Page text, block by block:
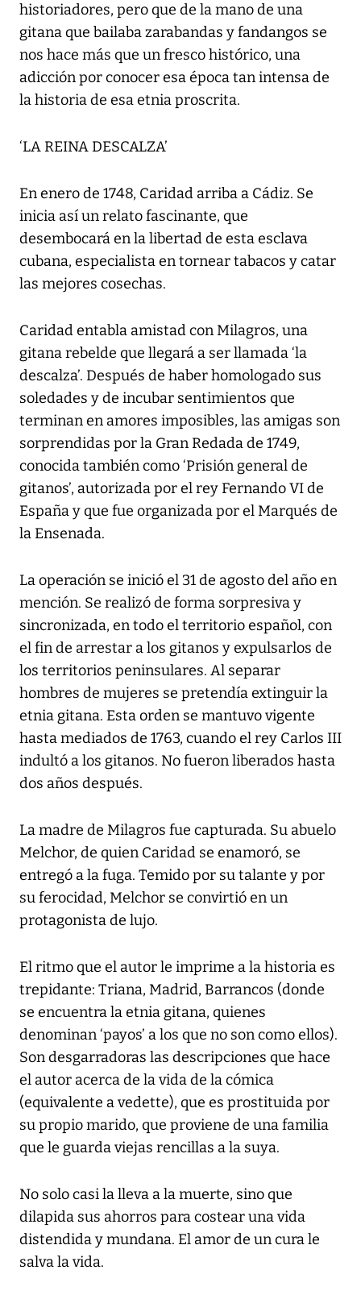
historiadores, pero que de la mano de una
gitana que bailaba zarabandas y fandangos se
nos hace más que un fresco histórico, una
adicción por conocer esa época tan intensa de
la historia de esa etnia proscrita.
‘LA REINA DESCALZA’
En enero de 1748, Caridad arriba a Cádiz. Se
inicia así un relato fascinante, que
desembocará en la libertad de esta esclava
cubana, especialista en tornear tabacos y catar
las mejores cosechas.
Caridad entabla amistad con Milagros, una
gitana rebelde que llegará a ser llamada ‘la
descalza’. Después de haber homologado sus
soledades y de incubar sentimientos que
terminan en amores imposibles, las amigas son
sorprendidas por la Gran Redada de 1749,
conocida también como ‘Prisión general de
gitanos’, autorizada por el rey Fernando VI de
España y que fue organizada por el Marqués de
la Ensenada.
La operación se inició el 31 de agosto del año en
mención. Se realizó de forma sorpresiva y
sincronizada, en todo el territorio español, con
el fin de arrestar a los gitanos y expulsarlos de
los territorios peninsulares. Al separar
hombres de mujeres se pretendía extinguir la
etnia gitana. Esta orden se mantuvo vigente
hasta mediados de 1763, cuando el rey Carlos III
indultó a los gitanos. No fueron liberados hasta
dos años después.
La madre de Milagros fue capturada. Su abuelo
Melchor, de quien Caridad se enamoró, se
entregó a la fuga. Temido por su talante y por
su ferocidad, Melchor se convirtió en un
protagonista de lujo.
El ritmo que el autor le imprime a la historia es
trepidante: Triana, Madrid, Barrancos (donde
se encuentra la etnia gitana, quienes
denominan ‘payos’ a los que no son como ellos).
Son desgarradoras las descripciones que hace
el autor acerca de la vida de la cómica
(equivalente a vedette), que es prostituida por
su propio marido, que proviene de una familia
que le guarda viejas rencillas a la suya.
No solo casi la lleva a la muerte, sino que
dilapida sus ahorros para costear una vida
distendida y mundana. El amor de un cura le
salva la vida.